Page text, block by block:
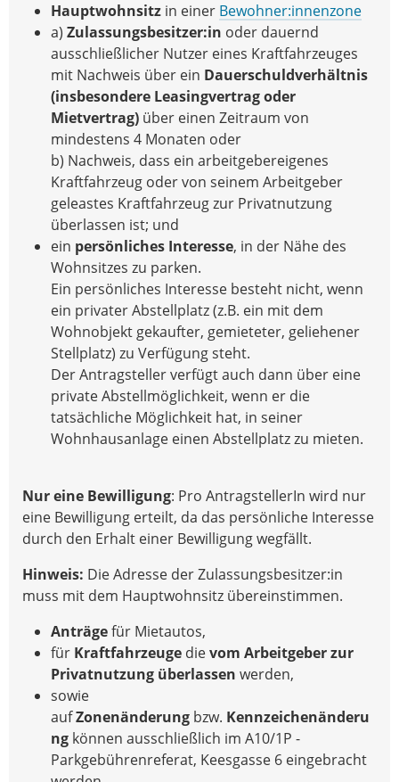
Hauptwohnsitz in einer Bewohner:innenzone
a) Zulassungsbesitzer:in oder dauernd
ausschließlicher Nutzer eines Kraftfahrzeuges
mit Nachweis über ein Dauerschuldverhältnis
(insbesondere Leasingvertrag oder
Mietvertrag) über einen Zeitraum von
mindestens 4 Monaten oder
b) Nachweis, dass ein arbeitgebereigenes
Kraftfahrzeug oder von seinem Arbeitgeber
geleastes Kraftfahrzeug zur Privatnutzung
überlassen ist; und
ein persönliches Interesse, in der Nähe des
Wohnsitzes zu parken.
Ein persönliches Interesse besteht nicht, wenn
ein privater Abstellplatz (z.B. ein mit dem
Wohnobjekt gekaufter, gemieteter, geliehener
Stellplatz) zu Verfügung steht.
Der Antragsteller verfügt auch dann über eine
private Abstellmöglichkeit, wenn er die
tatsächliche Möglichkeit hat, in seiner
Wohnhausanlage einen Abstellplatz zu mieten.
Nur eine Bewilligung: Pro AntragstellerIn wird nur
eine Bewilligung erteilt, da das persönliche Interesse
durch den Erhalt einer Bewilligung wegfällt.
Hinweis: Die Adresse der Zulassungsbesitzer:in
muss mit dem Hauptwohnsitz übereinstimmen.
Anträgefür Mietautos,
für Kraftfahrzeuge dievom Arbeitgeber zur
Privatnutzung überlassen werden,
sowie
aufZonenänderung bzw. Kennzeichenänderu
ng können ausschließlich im A10/1P -
Parkgebührenreferat, Keesgasse 6 eingebracht